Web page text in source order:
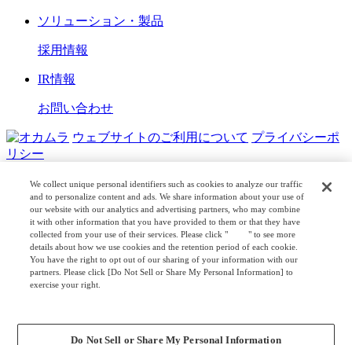
ソリューション・製品
採用情報
IR情報
お問い合わせ
ウェブサイトのご利用について プライバシーポ
リシー
COPYRIGHT © OKAMURA CORPORATION. ALL RIGHTS
RESERVED.
日本公式 企業広報
We collect unique personal identifiers such as cookies to analyze our traffic
and to personalize content and ads. We share information about your use of
our website with our analytics and advertising partners, who may combine
it with other information that you have provided to them or that they have
collected from your use of their services. Please click "
here" to see more
details about how we use cookies and the retention period of each cookie.
You have the right to opt out of our sharing of your information with our
partners. Please click [Do Not Sell or Share My Personal Information] to
exercise your right.
Do Not Sell or Share My Personal Information